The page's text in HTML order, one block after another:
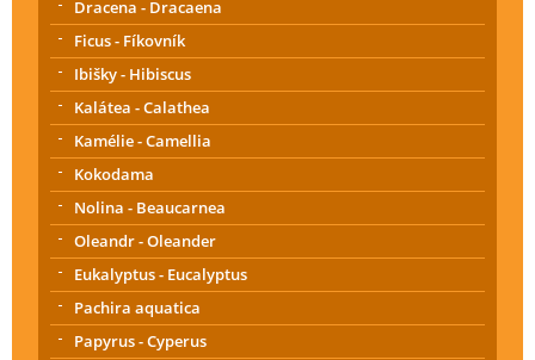
Dracena - Dracaena
Ficus - Fíkovník
Ibišky - Hibiscus
Kalátea - Calathea
Kamélie - Camellia
Kokodama
Nolina - Beaucarnea
Oleandr - Oleander
Eukalyptus - Eucalyptus
Pachira aquatica
Papyrus - Cyperus